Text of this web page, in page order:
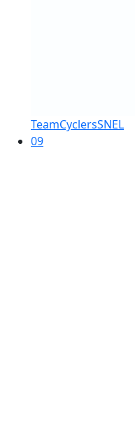
TeamCyclersSNEL
09